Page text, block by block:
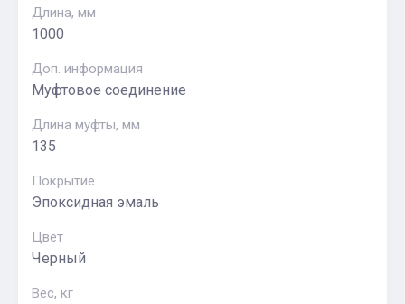
Длина, мм
1000
Доп. информация
Муфтовое соединение
Длина муфты, мм
135
Покрытие
Эпоксидная эмаль
Цвет
Черный
Вес, кг